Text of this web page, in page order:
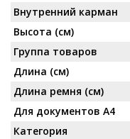
Внутренний карман
Высота (см)
Группа товаров
Длина (см)
Длина ремня (см)
Для документов А4
Категория